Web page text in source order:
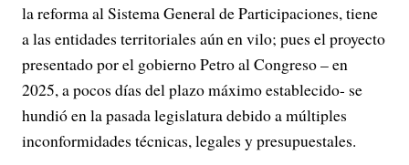
la reforma al Sistema General de Participaciones, tiene
a las entidades territoriales aún en vilo; pues el proyecto
presentado por el gobierno Petro al Congreso – en
2025, a pocos días del plazo máximo establecido- se
hundió en la pasada legislatura debido a múltiples
inconformidades técnicas, legales y presupuestales.